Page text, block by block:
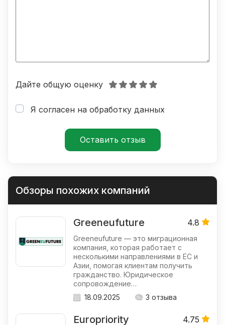
Я согласен на обработку данных
Дайте общую оценку
Обзоры похожих компаний
Greeneufuture 4.8
Greeneufuture — это миграционная
компания, которая работает с
несколькими направлениями в ЕС и
Азии, помогая клиентам получить
гражданство. Юридическое
сопровождение…
18.09.2025
3 отзыва
Europriority 4.75